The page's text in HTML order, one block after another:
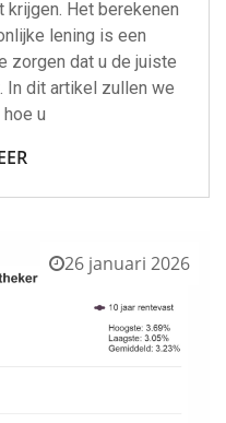
krijgen. Het berekenen
lening is een
zorgen dat u de juiste
dit artikel zullen we
u
26 januari 2026